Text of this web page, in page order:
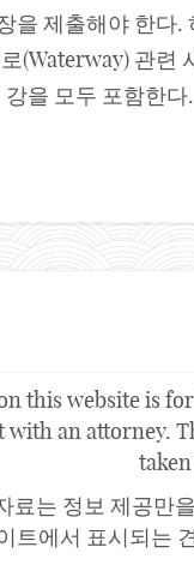
을 제출해야 한다
(Waterway) 관련
을 모두 포함한다.
this website is
an attorney.
료는 정보 제공만
트에서 표시되는